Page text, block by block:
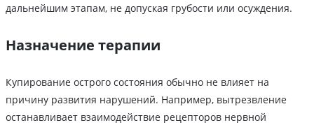
дальнейшим этапам, не допуская грубости или осуждения.
Назначение терапии
Купирование острого состояния обычно не влияет на
причину развития нарушений. Например, вытрезвление
останавливает взаимодействие рецепторов нервной